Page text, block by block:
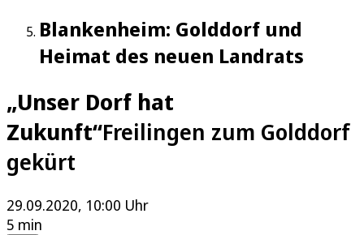
Blankenheim: Golddorf und
Heimat des neuen Landrats
„Unser Dorf hat
Zukunft“Freilingen zum Golddorf
gekürt
29.09.2020, 10:00 Uhr
5 min